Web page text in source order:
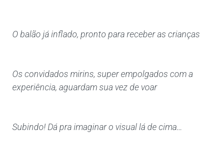
O balão já inflado, pronto para receber as crianças
Os convidados mirins, super empolgados com a
experiência, aguardam sua vez de voar
Subindo! Dá pra imaginar o visual lá de cima…